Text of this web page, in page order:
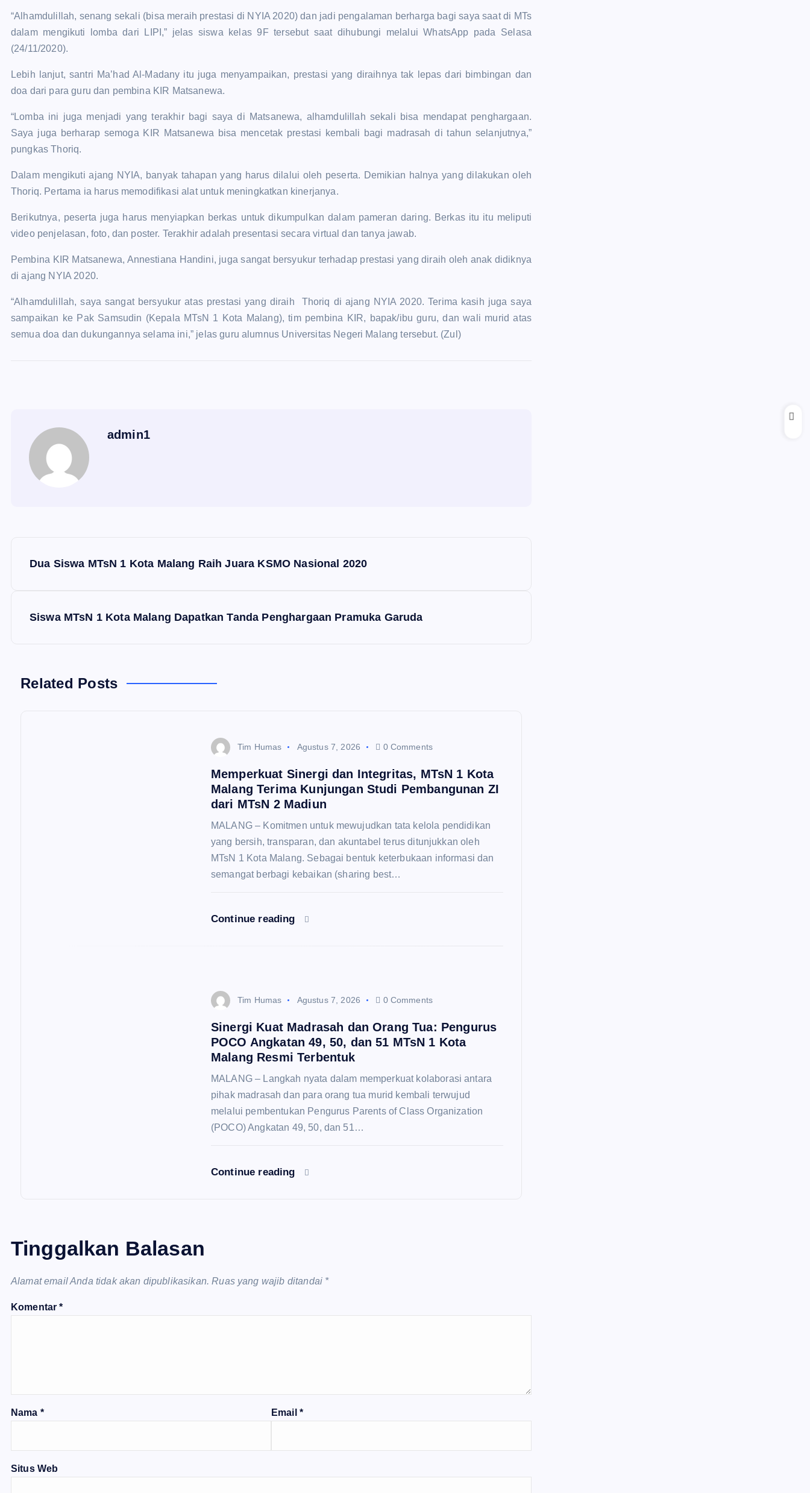
“Alhamdulillah, senang sekali (bisa meraih prestasi di NYIA 2020) dan jadi pengalaman berharga bagi saya saat di MTs
dalam mengikuti lomba dari LIPI,” jelas siswa kelas 9F tersebut saat dihubungi melalui WhatsApp pada Selasa
(24/11/2020).
Lebih lanjut, santri Ma’had Al-Madany itu juga menyampaikan, prestasi yang diraihnya tak lepas dari bimbingan dan
doa dari para guru dan pembina KIR Matsanewa.
“Lomba ini juga menjadi yang terakhir bagi saya di Matsanewa, alhamdulillah sekali bisa mendapat penghargaan.
Saya juga berharap semoga KIR Matsanewa bisa mencetak prestasi kembali bagi madrasah di tahun selanjutnya,”
pungkas Thoriq.
Dalam mengikuti ajang NYIA, banyak tahapan yang harus dilalui oleh peserta. Demikian halnya yang dilakukan oleh
Thoriq. Pertama ia harus memodifikasi alat untuk meningkatkan kinerjanya.
Berikutnya, peserta juga harus menyiapkan berkas untuk dikumpulkan dalam pameran daring. Berkas itu itu meliputi
video penjelasan, foto, dan poster. Terakhir adalah presentasi secara virtual dan tanya jawab.
Pembina KIR Matsanewa, Annestiana Handini, juga sangat bersyukur terhadap prestasi yang diraih oleh anak didiknya
di ajang NYIA 2020.
“Alhamdulillah, saya sangat bersyukur atas prestasi yang diraih Thoriq di ajang NYIA 2020. Terima kasih juga saya
sampaikan ke Pak Samsudin (Kepala MTsN 1 Kota Malang), tim pembina KIR, bapak/ibu guru, dan wali murid atas
semua doa dan dukungannya selama ini,” jelas guru alumnus Universitas Negeri Malang tersebut. (Zul)
admin1
N
g
Dua Siswa MTsN 1 Kota Malang Raih Juara KSMO Nasional 2020
Siswa MTsN 1 Kota Malang Dapatkan Tanda Penghargaan Pramuka Garuda
Related Posts
Tim Humas Agustus 7, 2026 0 Comments
Memperkuat Sinergi dan Integritas, MTsN 1 Kota
Malang Terima Kunjungan Studi Pembangunan ZI
dari MTsN 2 Madiun
MALANG – Komitmen untuk mewujudkan tata kelola pendidikan
yang bersih, transparan, dan akuntabel terus ditunjukkan oleh
MTsN 1 Kota Malang. Sebagai bentuk keterbukaan informasi dan
semangat berbagi kebaikan (sharing best…
Continue reading
Tim Humas Agustus 7, 2026 0 Comments
Sinergi Kuat Madrasah dan Orang Tua: Pengurus
POCO Angkatan 49, 50, dan 51 MTsN 1 Kota
Malang Resmi Terbentuk
MALANG – Langkah nyata dalam memperkuat kolaborasi antara
pihak madrasah dan para orang tua murid kembali terwujud
melalui pembentukan Pengurus Parents of Class Organization
(POCO) Angkatan 49, 50, dan 51…
Continue reading
Tinggalkan Balasan
Alamat email Anda tidak akan dipublikasikan. Ruas yang wajib ditandai *
Komentar*
Nama * Email *
Situs Web